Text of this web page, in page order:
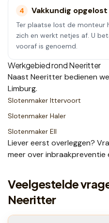
4 Vakkundig opgelost
Ter plaatse lost de monteur
zich en werkt netjes af. U
vooraf is genoemd.
Werkgebied rondNeeritter
Naast Neeritterbedienen
Limburg.
Slotenmaker Ittervoort
Slotenmaker Haler
Slotenmaker Ell
Liever eerst overleggen?
meer overinbraakpreventie
Veelgestelde
Neeritter